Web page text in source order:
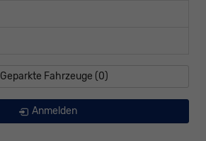
Geparkte Fahrzeuge (0)
Anmelden